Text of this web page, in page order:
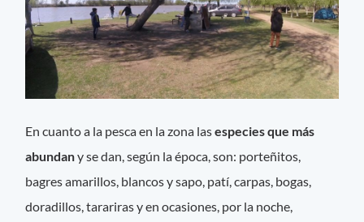
En cuanto a la pesca en la zona lasespecies que más
abundany se dan, según la época, son: porteñitos,
bagres amarillos, blancos y sapo, patí, carpas, bogas,
doradillos, tarariras y en ocasiones, por la noche,